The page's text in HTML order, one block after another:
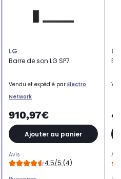
LG
Barre de son LG SP7
Vendu et expédié par Electro
Network
910,97€
Ajouter au panier
Avis
4.5/5 (4)
LG